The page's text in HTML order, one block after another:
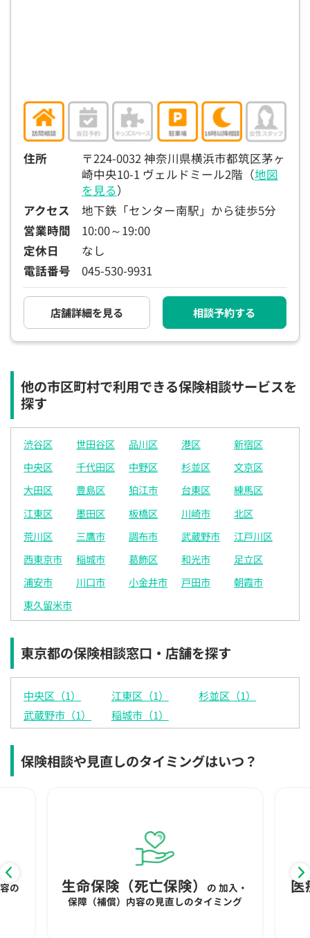
住所
〒224-0032 神奈川県横浜市都筑区茅ヶ
崎中央10-1 ヴェルドミール2階（地図
を見る）
アクセス
地下鉄「センター南駅」から徒歩5分
営業時間
10:00～19:00
定休日
なし
電話番号
045-530-9931
店舗詳細を見る 相談予約する
他の市区町村で利用できる保険相談サービスを
探す
渋谷区 世田谷区 品川区 港区
新宿区
中央区
千代田区 中野区 杉並区
文京区
大田区
豊島区 狛江市 台東区
練馬区
江東区
墨田区 板橋区 川崎市
北区
荒川区
三鷹市 調布市 武蔵野市
江戸川区
西東京市
稲城市 葛飾区 和光市
足立区
浦安市
川口市 小金井市 戸田市
朝霞市
東久留米市
東京都の保険相談窓口・店舗を探す
中央区（1） 江東区（1）
杉並区（1）
武蔵野市（1）
稲城市（1）
保険相談や見直しのタイミングはいつ？
生命保険（死亡保険） の 加入・
保障（補償）内容の見直しのタイミング
医
の